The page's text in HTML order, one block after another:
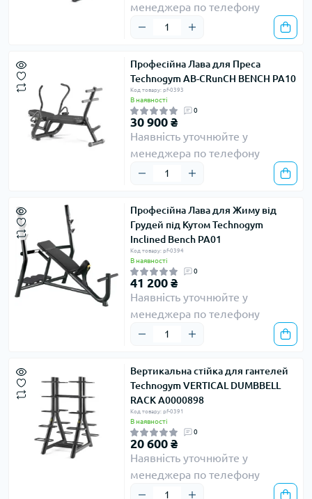
менеджера по телефону
Професійна Лава для Преса
Technogym AB-CRunCH BENCH PA10
Код товару: pf-0393
В наявності
0
30 900 ₴
Наявність уточнюйте у
менеджера по телефону
Професійна Лава для Жиму від
Грудей під Кутом Technogym
Inclined Bench PA01
Код товару: pf-0394
В наявності
0
41 200 ₴
Наявність уточнюйте у
менеджера по телефону
Вертикальна стійка для гантелей
Technogym VERTICAL DUMBBELL
RACK A0000898
Код товару: pf-0391
В наявності
0
20 600 ₴
Наявність уточнюйте у
менеджера по телефону